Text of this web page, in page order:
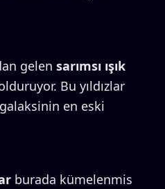
gelen sarımsı ışık
Bu yıldızlar
en eski
burada kümelenmis